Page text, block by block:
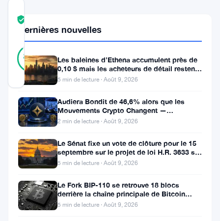
SCORE
88%
RÉEL
Mis à jour 3 ans il y a
Litecoin,
une
numérique
premier
plan,
Dernières nouvelles
Les baleines d’Ethena accumulent près de
0,10 $ mais les acheteurs de détail restent
à l’écart
5 min de lecture · Août 9, 2026
Audiera Bondit de 46,6% alors que les
Mouvements Crypto Changent —
Mouvements Quotidiens 9 Août
2 min de lecture · Août 9, 2026
Le Sénat fixe un vote de clôture pour le 15
septembre sur le projet de loi H.R. 3633 sur
le marché des cryptos
5 min de lecture · Août 9, 2026
Le Fork BIP-110 se retrouve 18 blocs
derrière la chaîne principale de Bitcoin
après la scission des Roughnecks
5 min de lecture · Août 9, 2026